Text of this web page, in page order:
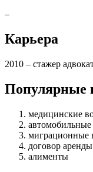
–
Карьера
2010 – стажер
Популярные
медицинские
миграционные
договор аренды
алименты